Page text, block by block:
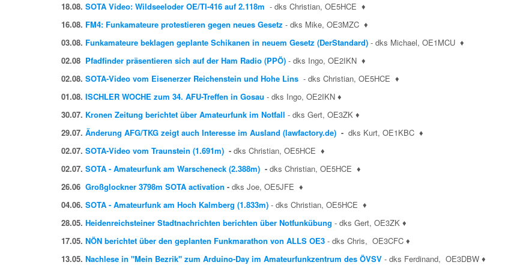
18.08. SOTA Video: Wildseeloder OE/TI-416 auf 2.118m - dks Christian, OE5HCE ♦
16.08. FM4: Funkamateure protestieren gegen neues Gesetz - dks Mike, OE3MZC ♦
03.08. Funkamateure beklagen geplante Schikanen in neuem Gesetz (DerStandard) - dks Michael, OE1MCU ♦
02.08 Pfadfinder präsentieren sich auf der Ham Radio (PPÖ) - dks Ingo, OE2IKN ♦
02.08. SOTA-Video vom Eisenerzer Reichenstein und Hohe Lins - dks Christian, OE5HCE ♦
01.08. ISCHLER WOCHE zum 34. AFU-Treffen in Gosau - dks Ingo, OE2IKN ♦
30.07. Kronen Zeitung berichtet über Amateurfunk im Notfall - dks Gert, OE3ZK ♦
29.07. Änderung AFG/TKG zeigt auch Interesse im Ausland (lawfactory.de) - dks Kurt, OE1KBC ♦
02.07. SOTA-Video vom Traunstein (1.691m) - dks Christian, OE5HCE ♦
02.07. SOTA - Amateurfunk am Warscheneck (2.388m) - dks Christian, OE5HCE ♦
26.06 Großglockner 3798m SOTA activation - dks Joe, OE5JFE ♦
04.06. SOTA - Amateurfunk am Hoch Kalmberg (1.833m) - dks Christian, OE5HCE ♦
28.05. Heidenreichsteiner Stadtnachrichten berichten über Notfunkübung - dks Gert, OE3ZK ♦
17.05. NÖN berichtet über den geplanten Funkmarathon von ALLS OE3 - dks Chris, OE3CFC ♦
13.05. Nachlese in "Mein Bezrik" zum Arduino-Day im Amateurfunkzentrum des ÖVSV - dks Ferdinand, OE3DBW ♦